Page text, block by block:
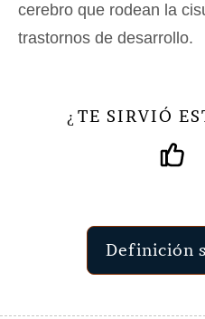
cerebro que rodean la
trastornos de desarrollo.
¿ TE SIRVIÓ
Definición